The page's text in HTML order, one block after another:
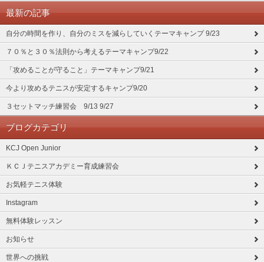
最新の記事
自分の時間を作り、自分のミスを減らしていくテーマキャンプ 9/23
７０％と３０％法則から考えるテーマキャンプ9/22
「攻めることが守ること」テーマキャンプ9/21
今より攻めるテニスが安定するキャンプ9/20
３セットマッチ練習会 9/13 9/27
ブログカテゴリ
KCJ Open Junior
ＫＣＪテニスアカデミー育成練習会
お気軽テニス体験
Instagram
無料体験レッスン
お知らせ
世界への挑戦